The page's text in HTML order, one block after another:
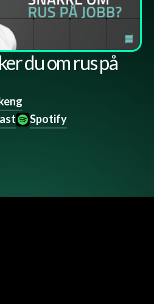
du om rus på
Spotify